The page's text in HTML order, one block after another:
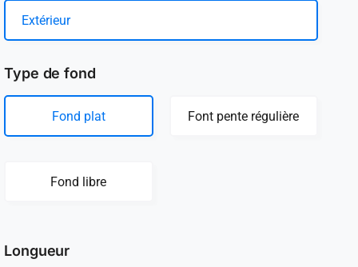
Extérieur
Type de fond
Fond plat Font pente régulière
Fond libre
Longueur